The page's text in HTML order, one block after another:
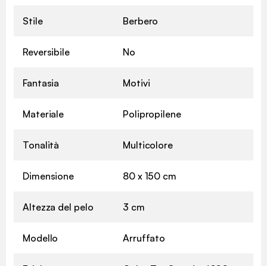
Stile Berbero
Reversibile No
Fantasia Motivi
Materiale Polipropilene
Tonalità Multicolore
Dimensione 80 x 150 cm
Altezza del pelo 3 cm
Modello Arruffato